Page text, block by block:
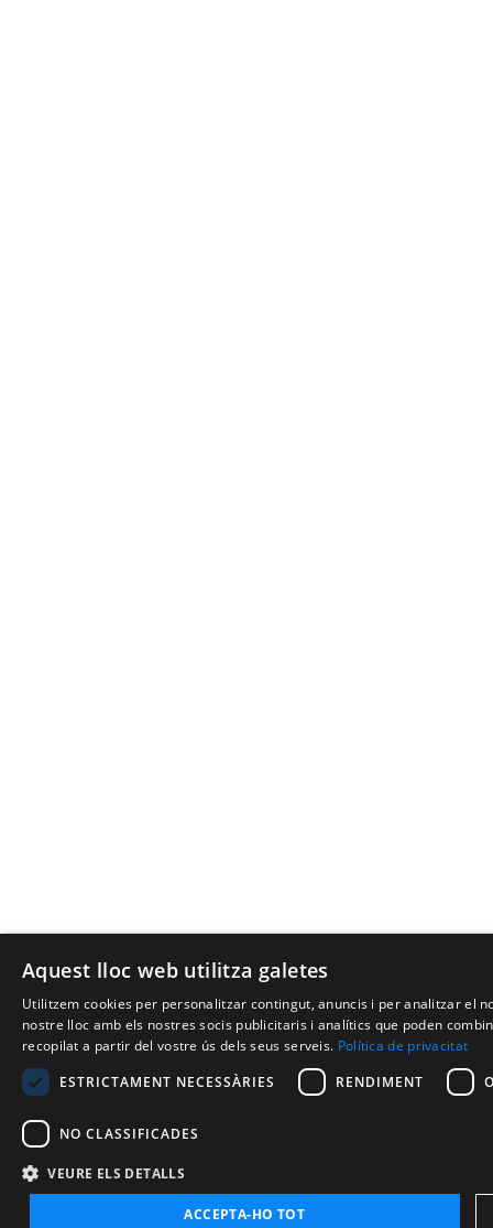
Aquest lloc web utilitza galetes
Utilitzem cookies per personalitzar contingut, anuncis i per analitzar el
nostre lloc amb els nostres socis publicitaris i analítics que poden
recopilat a partir del vostre ús dels seus serveis. Política de privacitat
ESTRICTAMENT NECESSÀRIES
RENDIMENT
NO CLASSIFICADES
VEURE ELS DETALLS
ACCEPTA-HO TOT